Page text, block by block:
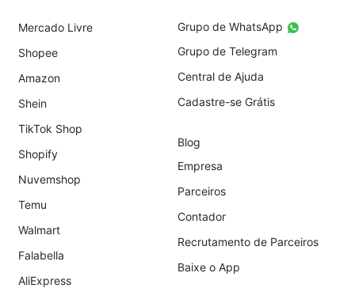
Mercado Livre
Shopee
Amazon
Shein
TikTok Shop
Shopify
Nuvemshop
Temu
Walmart
Falabella
AliExpress
Grupo de WhatsApp
Grupo de Telegram
Central de Ajuda
Cadastre-se Grátis
Blog
Empresa
Parceiros
Contador
Recrutamento de Parceiros
Baixe o App